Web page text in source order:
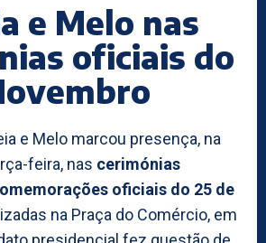
e Melo nas
oficiais do
e Melo marcou presença, na
feira, nas cerimónias
oficiais do 25 de
na Praça do Comércio, em